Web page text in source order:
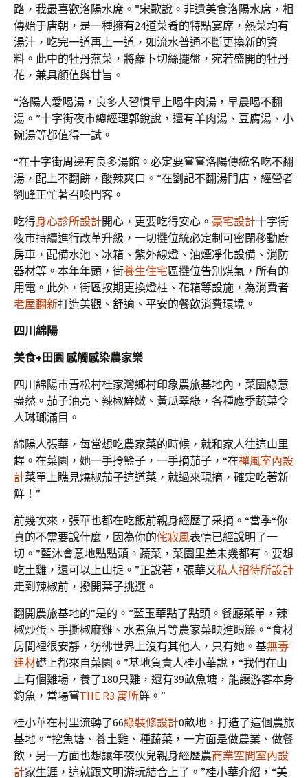
路，我最喜歡洛陽水席。”宋歌說。非遺美食洛陽水席，相
傳始于唐朝，是一種擁有24道菜肴的特點宴席，熱菜均有
湯汁，吃完一道再上一道，如流水普通不斷更換新的資
料。此中的牡丹燕菜，將蘿卜切絲擺盤，宛若盛開的牡丹
花，兼具顏值與甘旨。
“洛陽人愛喝湯，良多人習慣早上喝牛肉湯，早晨喝不翻
湯。”十字街夜市總經理郭銳說，還有羊肉湯、豆腐湯、小
碗湯等都值得一試。
“在十字街周邊有良多湯館。必定要嘗嘗洛陽傳統名吃不翻
湯，配上不翻餅，酸辣爽口。”在劉記不翻湯門店，經營者
劉峰正忙著召喚門客。
吃得身心診所設計開心，更要吃得安心。 豪宅設計十字街
夜市持續進行改革升級，一切攤位統必定制可密閉移動廚
房車，配備水池、冰箱、紫外線燈、油煙凈化設備、消防
器材等。本年年頭，街養生住宅區攤位告別煤氣，所有的
用電。此外，街區按期更換燈柱、花箱等設施，為消費者
老屋翻新打造美觀、舒適、平安的餐飲消費環境。
四川綿陽
美食+田園 感觸感染農家樂
四川綿陽市青松村桂家灣鄉村印象農旅基地內，菜園綠意
盎然。茄子油亮、辣椒鮮嫩、黃瓜翠綠，各種應季蔬菜令
人琳瑯滿目。
綿陽人張華，每當想吃農家菜的時候，就和家人往這山里
趕。在菜園，她一手拎籃子，一手摘茄子，“在禪風室內設
計菜單上瞧見燒椒茄子這道菜，就過來現摘，確定吃著新
鮮！”
前幾次來，張華也都在吃飯前親身經歷了采摘。“當季“你
真的不需要說什麼，因為你的侘寂風表情已經說明了一
切。”藍沐會意地點點頭。蔬菜，菜園里差未幾都有。要想
吃土雞，還可以上山捉。”正說著，張華又私人招待所設計
走到辣椒前，撥開葉子挑選。
翻開農旅基地的“是的。”藍玉華點了點頭。餐廳菜單，辣
椒炒蛋、手撕椒麻雞、水煮魚片等農家菜映進眼簾。“食材
房間裡很安靜，彷彿世界上沒有其他人，只有她。基無毒
建材礎上都來自菜園。”基地負責人桂小華說，“我們在山
上有個雞場，養了180只雞，還有39畝魚塘，能讓游客本身
釣魚，當場嘗THE R3 寓所鮮。”
桂小華在村里流轉了66綠裝修設計0畝地，打造了這個農旅
基地。“挖魚塘、養土雞、種蔬菜，一方面是做農業、做餐
飲，另一方面也想讓年夜伙兒親身經歷農商業空間室內設
計家生涯，這就跟文明游玩結合上了。”桂小華介紹，“美